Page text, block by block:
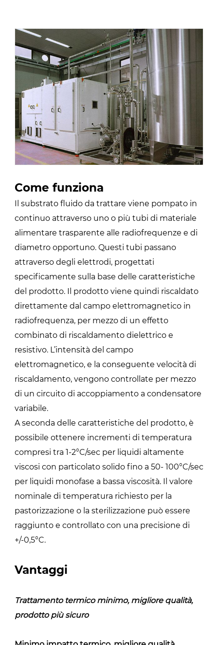
Come funziona
Il substrato fluido da trattare viene pompato in
continuo attraverso uno o più tubi di materiale
alimentare trasparente alle radiofrequenze e di
diametro opportuno. Questi tubi passano
attraverso degli elettrodi, progettati
specificamente sulla base delle caratteristiche
del prodotto. Il prodotto viene quindi riscaldato
direttamente dal campo elettromagnetico in
radiofrequenza, per mezzo di un effetto
combinato di riscaldamento dielettrico e
resistivo. L’intensità del campo
elettromagnetico, e la conseguente velocità di
riscaldamento, vengono controllate per mezzo
di un circuito di accoppiamento a condensatore
variabile.
A seconda delle caratteristiche del prodotto, è
possibile ottenere incrementi di temperatura
compresi tra 1-2°C/sec per liquidi altamente
viscosi con particolato solido fino a 50- 100°C/sec
per liquidi monofase a bassa viscosità. Il valore
nominale di temperatura richiesto per la
pastorizzazione o la sterilizzazione può essere
raggiunto e controllato con una precisione di
+/-0,5°C.
Vantaggi
Trattamento termico minimo, migliore qualità,
prodotto più sicuro